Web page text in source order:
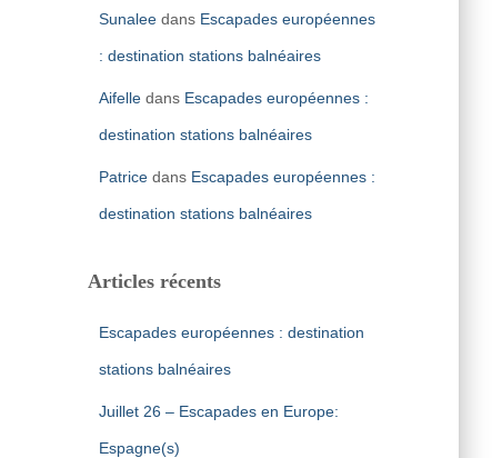
Sunaleedans Escapades européennes
: destination stations balnéaires
Aifelledans Escapades européennes :
destination stations balnéaires
Patricedans Escapades européennes :
destination stations balnéaires
Articles récents
Escapades européennes : destination
stations balnéaires
Juillet 26 – Escapades en Europe:
Espagne(s)